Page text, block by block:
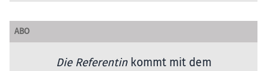
ABO
Die Referentinkommt mit dem